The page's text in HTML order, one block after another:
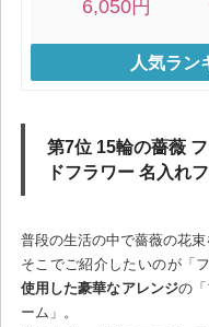
人気ラン
第7位 15輪の薔薇
ドフラワー 名入れ
普段の生活の中で薔薇の花束
そこでご紹介したいのが「
使用した豪華なアレンジの
ーム」。